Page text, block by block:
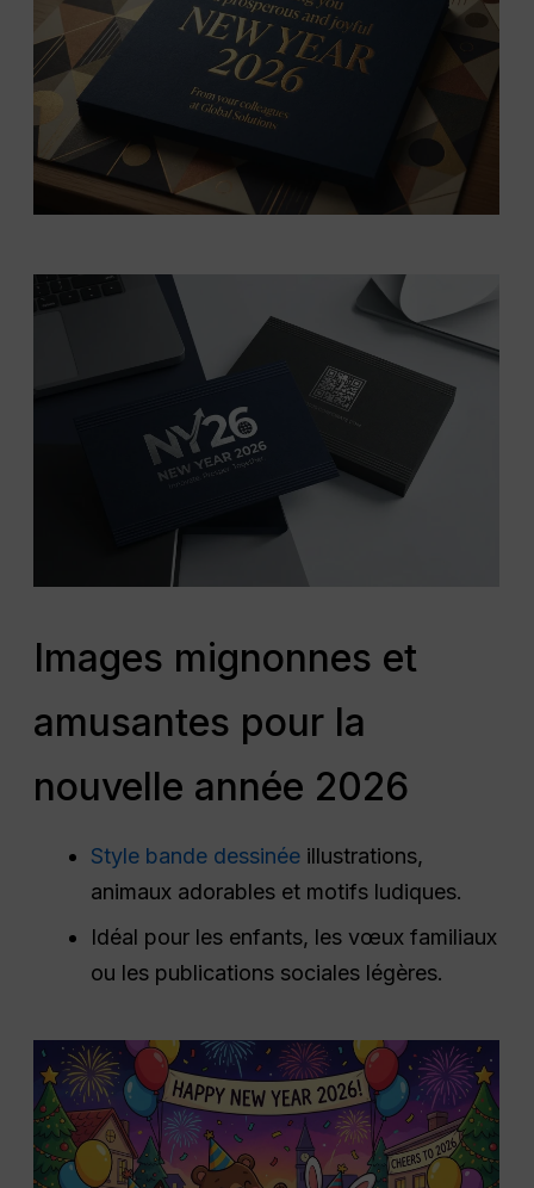
Images mignonnes et
amusantes pour la
nouvelle année 2026
Style bande dessinée illustrations,
animaux adorables et motifs ludiques.
Idéal pour les enfants, les vœux familiaux
ou les publications sociales légères.